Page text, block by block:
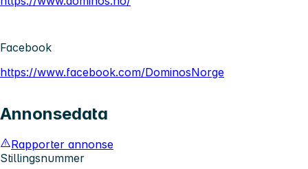
Facebook
https://www.facebook.com/DominosNorge
Annonsedata
Rapporter annonse
Stillingsnummer